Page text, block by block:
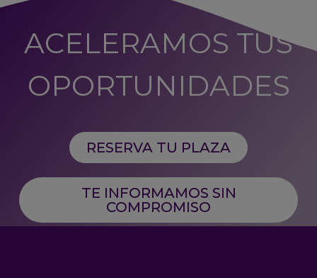
ACELERAMOS TUS
OPORTUNIDADES
RESERVA TU PLAZA
TE INFORMAMOS SIN
COMPROMISO